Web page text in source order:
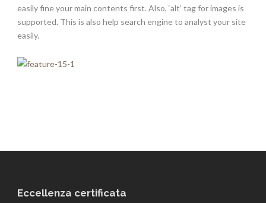
easily fine your main contents first. Also, ‘alt’ tag for images is
supported. This is also help search engine to analyst your site
easily.
Eccellenza certificata